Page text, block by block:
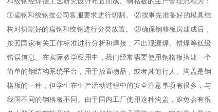
①扁钢和绞钢按公司客服要求进行切割。 ②按事先准备好的模具结
构对切割好的扁钢和绞钢进行分类放置。 ③确保钢格板房建成后，
按照国家有关工作标准进行分析和焊接，不出现漏焊、错焊等低级
错误信息。在实际教学应用中，我们经常需要使用钢格板搭建一个
简单的钢结构系统平台，用于放置物品，或者其他行人。沟盖是钢
格板的一种，但学生在生产活动过程中的安全注意事项有很多，与
我国不同的钢格板不同。由于国内工厂使用这种沟盖，难免会有很